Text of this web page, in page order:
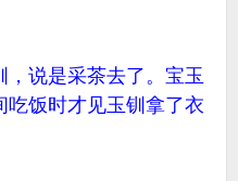
说是采茶去了。宝玉
饭时才见玉钏拿了衣